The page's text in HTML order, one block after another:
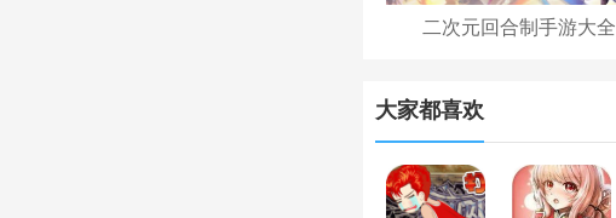
二次元回合制手游大全
大家都喜欢